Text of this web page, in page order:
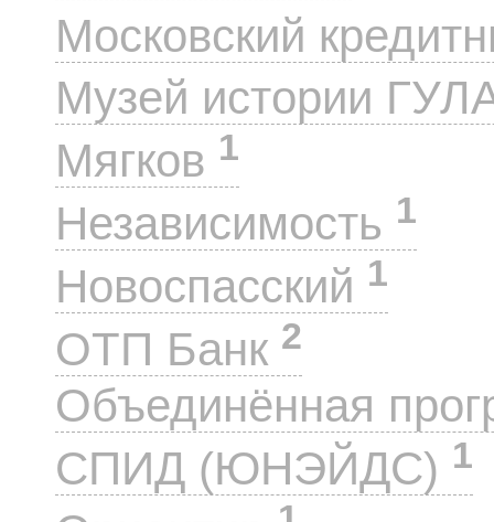
Московский
Музей истории
Мягков 1
Независимость 1
Новоспасский 1
ОТП Банк 2
Объединённая
СПИД (ЮНЭЙДС) 1